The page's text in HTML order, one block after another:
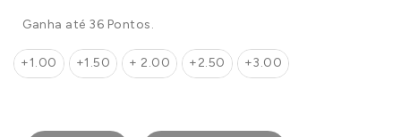
Ganha até 36 Pontos.
+1.00 +1.50 + 2.00 +2.50 +3.00